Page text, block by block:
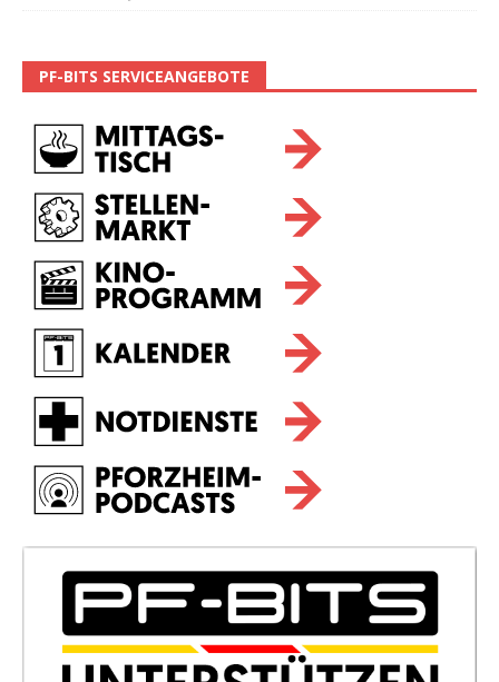
PF-BITS SERVICEANGEBOTE